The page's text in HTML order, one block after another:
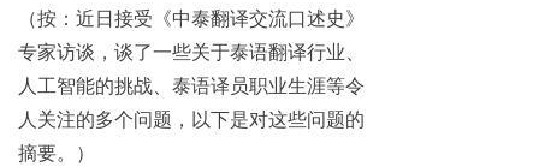
泰语入门
（按：近日接受《中泰翻译交流口述史》
专家访谈，谈了一些关于泰语翻译行业、
人工智能的挑战、泰语译员职业生涯等令
人关注的多个问题，以下是对这些问题的
摘要。）